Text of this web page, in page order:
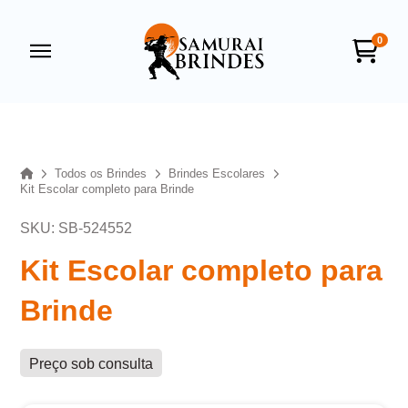
0
HomeTodos os Brindes
Brindes Escolares
Kit Escolar completo para Brinde
SKU: SB-524552
Kit Escolar completo para
Brinde
Preço sob consulta